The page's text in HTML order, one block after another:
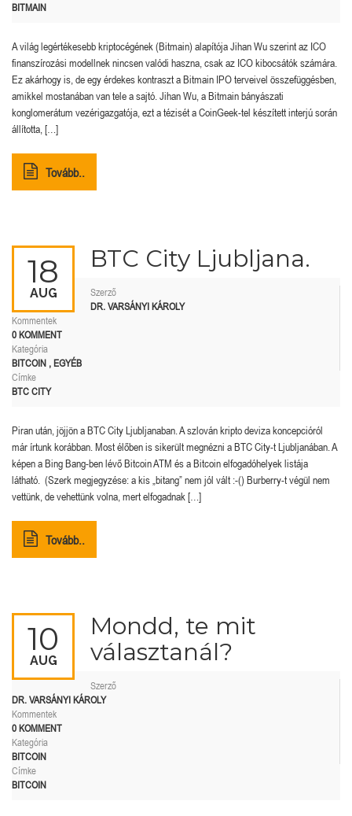
BITMAIN
A világ legértékesebb kriptocégének (Bitmain) alapítója Jihan Wu szerint az ICO
finanszírozási modellnek nincsen valódi haszna, csak az ICO kibocsátók számára.
Ez akárhogy is, de egy érdekes kontraszt a Bitmain IPO terveivel összefüggésben,
amikkel mostanában van tele a sajtó. Jihan Wu, a Bitmain bányászati
konglomerátum vezérigazgatója, ezt a tézisét a CoinGeek-tel készített interjú során
állította, […]
Tovább..
18
AUG
BTC City Ljubljana.
Szerző
DR. VARSÁNYI KÁROLY
Kommentek
0 KOMMENT
Kategória
BITCOIN , EGYÉB
Címke
BTC CITY
Piran után, jöjjön a BTC City Ljubljanaban. A szlován kripto deviza koncepcióról
már írtunk korábban. Most élőben is sikerült megnézni a BTC City-t Ljubljanában. A
képen a Bing Bang-ben lévő Bitcoin ATM és a Bitcoin elfogadóhelyek listája
látható. (Szerk megjegyzése: a kis „bitang” nem jól vált :-() Burberry-t végül nem
vettünk, de vehettünk volna, mert elfogadnak […]
Tovább..
10
AUG
Mondd, te mit
választanál?
Szerző
DR. VARSÁNYI KÁROLY
Kommentek
0 KOMMENT
Kategória
BITCOIN
Címke
BITCOIN